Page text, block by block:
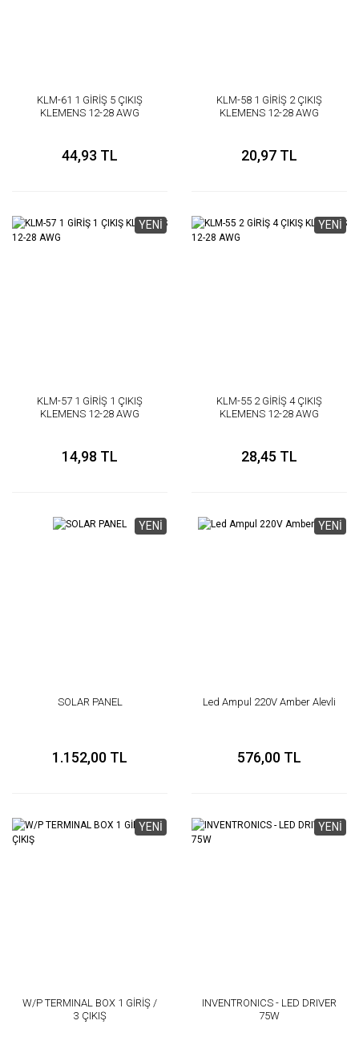
KLM-61 1 GİRİŞ 5 ÇIKIŞ
KLEMENS 12-28 AWG
44,93 TL
KLM-58 1 GİRİŞ 2 ÇIKIŞ
KLEMENS 12-28 AWG
20,97 TL
YENİ
KLM-57 1 GİRİŞ 1 ÇIKIŞ
KLEMENS 12-28 AWG
14,98 TL
YENİ
KLM-55 2 GİRİŞ 4 ÇIKIŞ
KLEMENS 12-28 AWG
28,45 TL
YENİ
SOLAR PANEL
1.152,00 TL
YENİ
Led Ampul 220V Amber Alevli
576,00 TL
YENİ
W/P TERMINAL BOX 1 GİRİŞ /
3 ÇIKIŞ
YENİ
INVENTRONICS - LED DRIVER
75W